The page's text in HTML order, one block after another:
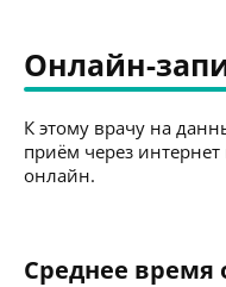
Онлайн-
К этому врачу на
приём через
онлайн.
Среднее время